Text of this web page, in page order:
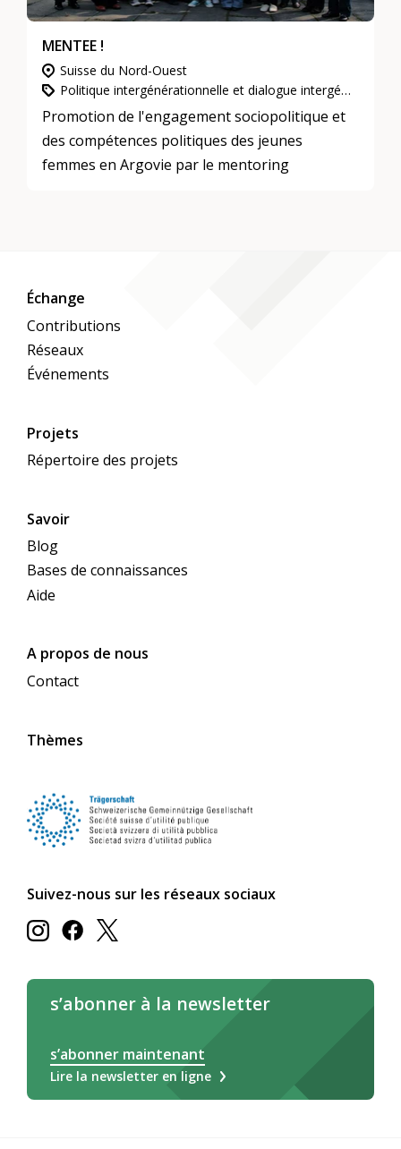
MENTEE !
Suisse du Nord-Ouest
Politique intergénérationnelle et dialogue intergénérationnel, L’engagement d’utilité publique, Mentoring
Promotion de l'engagement sociopolitique et
des compétences politiques des jeunes
femmes en Argovie par le mentoring
Échange
Contributions
Réseaux
Événements
Projets
Répertoire des projets
Savoir
Blog
Bases de connaissances
Aide
A propos de nous
Contact
Thèmes
Suivez-nous sur les réseaux sociaux
s’abonner à la newsletter
s’abonner maintenant
Lire la newsletter en ligne